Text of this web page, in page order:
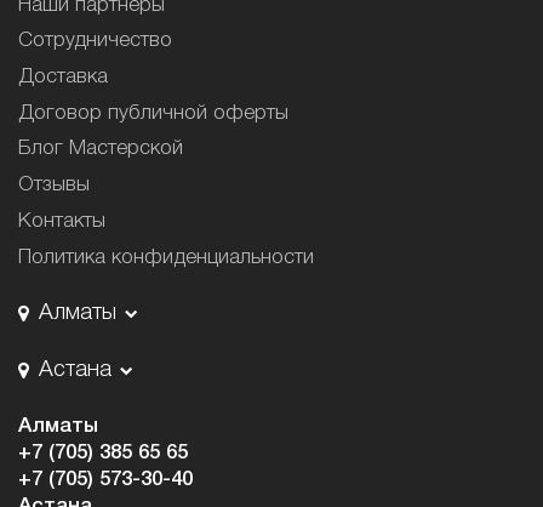
Наши партнёры
Сотрудничество
Доставка
Договор публичной оферты
Блог Мастерской
Отзывы
Контакты
Политика конфиденциальности
Алматы
Астана
Алматы
+7 (705) 385 65 65
+7 (705) 573-30-40